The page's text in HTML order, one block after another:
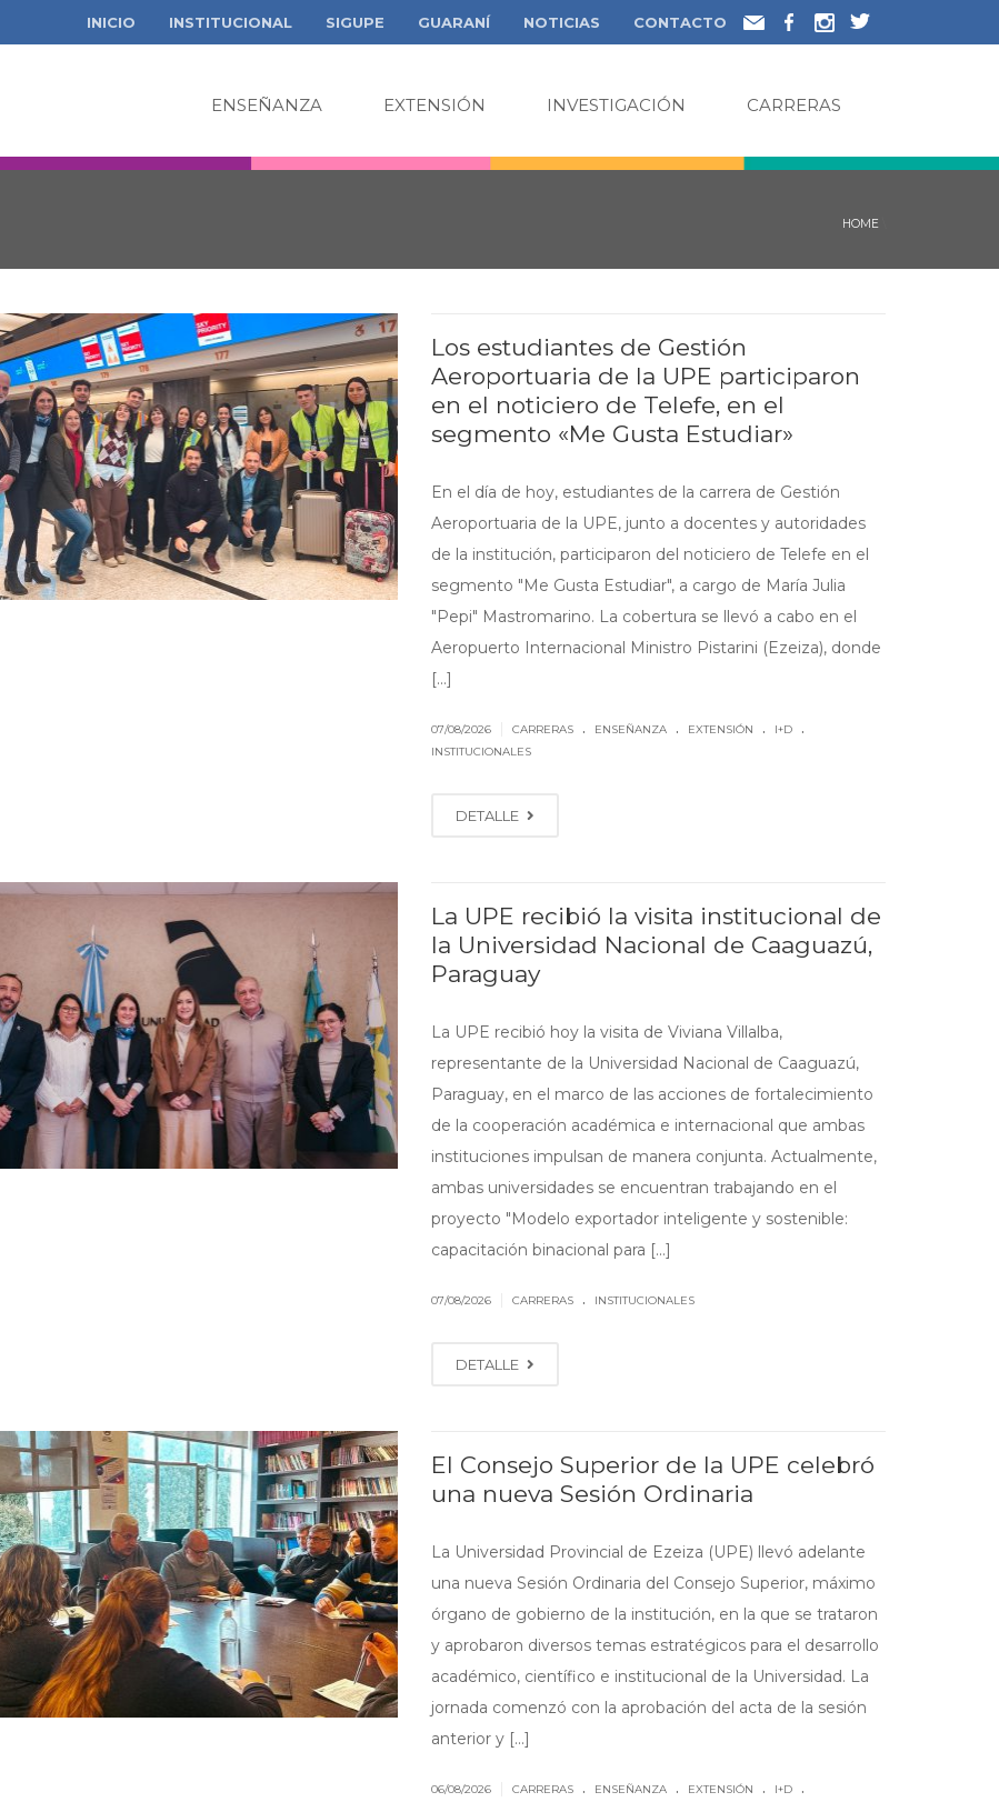
INICIO INSTITUCIONAL SIGUPE GUARANÍ NOTICIAS CONTACTO
ENSEÑANZA EXTENSIÓN INVESTIGACIÓN CARRERAS
HOME
Los estudiantes de Gestión
Aeroportuaria de la UPE participaron
en el noticiero de Telefe, en el
segmento «Me Gusta Estudiar»
En el día de hoy, estudiantes de la carrera de Gestión
Aeroportuaria de la UPE, junto a docentes y autoridades
de la institución, participaron del noticiero de Telefe en el
segmento "Me Gusta Estudiar", a cargo de María Julia
"Pepi" Mastromarino. La cobertura se llevó a cabo en el
Aeropuerto Internacional Ministro Pistarini (Ezeiza), donde
[...]
07/08/2026 CARRERAS . ENSEÑANZA . EXTENSIÓN . I+D .
INSTITUCIONALES
DETALLE
La UPE recibió la visita institucional de
la Universidad Nacional de Caaguazú,
Paraguay
La UPE recibió hoy la visita de Viviana Villalba,
representante de la Universidad Nacional de Caaguazú,
Paraguay, en el marco de las acciones de fortalecimiento
de la cooperación académica e internacional que ambas
instituciones impulsan de manera conjunta. Actualmente,
ambas universidades se encuentran trabajando en el
proyecto "Modelo exportador inteligente y sostenible:
capacitación binacional para [...]
07/08/2026 CARRERAS . INSTITUCIONALES
DETALLE
El Consejo Superior de la UPE celebró
una nueva Sesión Ordinaria
La Universidad Provincial de Ezeiza (UPE) llevó adelante
una nueva Sesión Ordinaria del Consejo Superior, máximo
órgano de gobierno de la institución, en la que se trataron
y aprobaron diversos temas estratégicos para el desarrollo
académico, científico e institucional de la Universidad. La
jornada comenzó con la aprobación del acta de la sesión
anterior y [...]
06/08/2026 CARRERAS . ENSEÑANZA . EXTENSIÓN . I+D .